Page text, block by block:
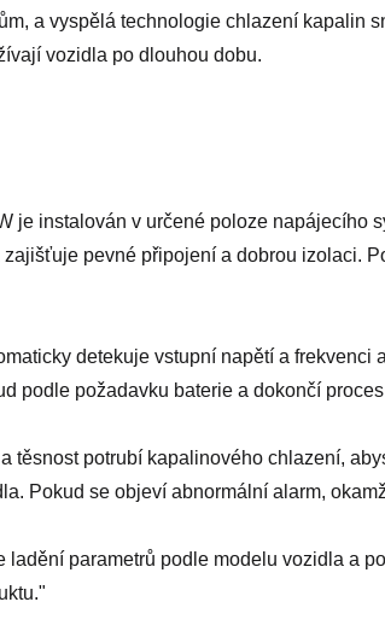
a vyspělá technologie chlazení kapalin
vozidla po dlouhou dobu.
je instalován v určené poloze napájecího
pevné připojení a dobrou izolaci.
detekuje vstupní napětí a frekvenci
podle požadavku baterie a dokončí
potrubí kapalinového chlazení,
Pokud se objeví abnormální alarm,
parametrů podle modelu vozidla a